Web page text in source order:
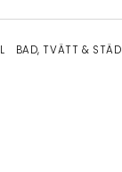
BAD, TVÄTT & STÄD